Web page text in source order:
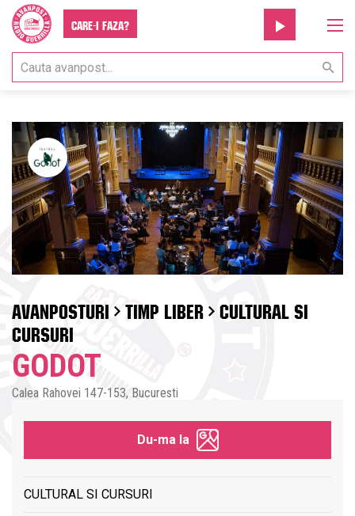
Care-i faza?
AVANPOSTURI TIMP LIBER CULTURAL SI
CURSURI
GODOT
Calea Rahovei 147-153, Bucuresti
Du-ma la
CULTURAL SI CURSURI